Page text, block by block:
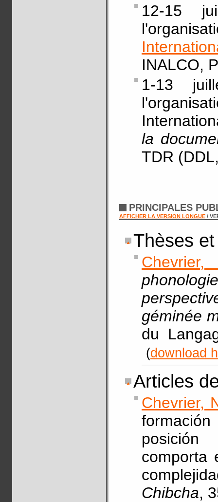
12-15
INALCO,
1-13
la
TDR
PRINCIPALES
AFFICHER LA VERSION LONGUE /
Thèses
Chevrier,
géminée
du
(download
Articles
Chevrier,
comporta
Chibcha,